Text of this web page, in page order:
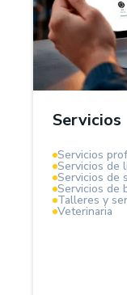
Servicios
Servicios
Servicios de
Servicios de
Servicios de
Talleres y
Veterinaria
En el sector
sistema
ingresos y
Mantén el